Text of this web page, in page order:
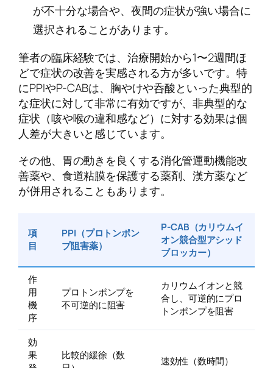
が不十分な場合や、夜間の症状が強い場合に
選択されることがあります。
筆者の臨床経験では、治療開始から1〜2週間ほ
どで症状の改善を実感される方が多いです。特
にPPIやP-CABは、胸やけや呑酸といった典型的
な症状に対して非常に有効ですが、非典型的な
症状（咳や喉の違和感など）に対する効果は個
人差が大きいと感じています。
その他、胃の動きを良くする消化管運動機能改
善薬や、食道粘膜を保護する薬剤、漢方薬など
が併用されることもあります。
項
目
PPI（プロトンポン
プ阻害薬）
P-CAB（カリウムイ
オン競合型アシッド
ブロッカー）
作
用
機
序
プロトンポンプを
不可逆的に阻害
カリウムイオンと競
合し、可逆的にプロ
トンポンプを阻害
効
果
比較的緩徐（数
速効性（数時間）